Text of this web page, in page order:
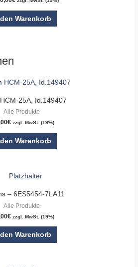
Warenkorb
25A, Id.149407
Alle Produkte
€ zzgl. MwSt. (19%)
den Warenkorb
– 6ES5454-7LA11
Alle Produkte
€ zzgl. MwSt. (19%)
den Warenkorb